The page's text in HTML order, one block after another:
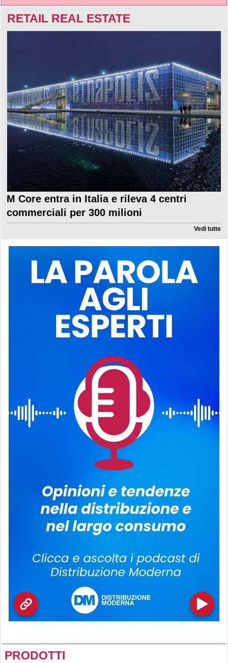
RETAIL REAL ESTATE
M Core entra in Italia e rileva 4 centri
commerciali per 300 milioni
Vedi tutte
PRODOTTI